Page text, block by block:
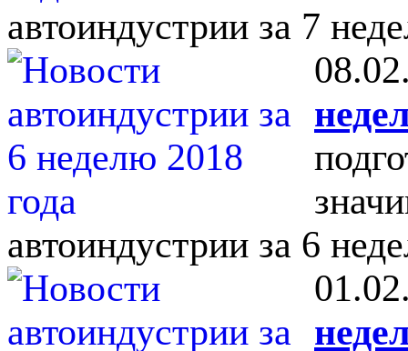
автоиндустрии за 7
автоиндустрии за 6